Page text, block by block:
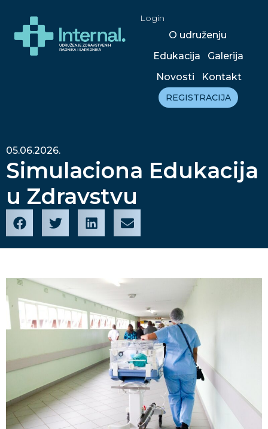
Login
O udruženju
Edukacija
Galerija
Novosti
Kontakt
REGISTRACIJA
05.06.2026.
Simulaciona Edukacija
u Zdravstvu